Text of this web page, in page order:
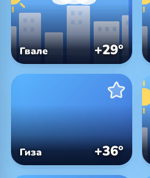
Гвале +29°
Гиза +36°